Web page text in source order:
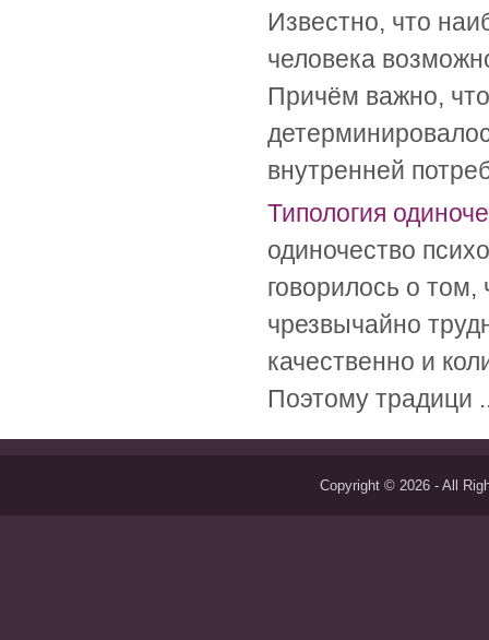
Известно, что
человека
Причём важно,
внутренней
Типология
одиночество
говорилось о том,
чрезвычайно
качественно и
Поэтому традици
Copyright © 2026 - All